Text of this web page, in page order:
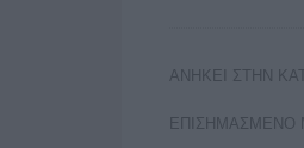
ΑΝΗΚΕΙ ΣΤΗΝ
ΕΠΙΣΗΜΑΣΜΕΝΟ